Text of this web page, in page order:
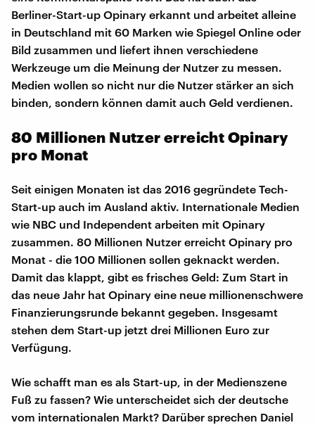
Berliner-Start-up Opinary erkannt und arbeitet alleine
in Deutschland mit 60 Marken wie Spiegel Online oder
Bild zusammen und liefert ihnen verschiedene
Werkzeuge um die Meinung der Nutzer zu messen.
Medien wollen so nicht nur die Nutzer stärker an sich
binden, sondern können damit auch Geld verdienen.
80 Millionen Nutzer erreicht Opinary
pro Monat
Seit einigen Monaten ist das 2016 gegründete Tech-
Start-up auch im Ausland aktiv. Internationale Medien
wie NBC und Independent arbeiten mit Opinary
zusammen. 80 Millionen Nutzer erreicht Opinary pro
Monat - die 100 Millionen sollen geknackt werden.
Damit das klappt, gibt es frisches Geld: Zum Start in
das neue Jahr hat Opinary eine neue millionenschwere
Finanzierungsrunde bekannt gegeben. Insgesamt
stehen dem Start-up jetzt drei Millionen Euro zur
Verfügung.
Wie schafft man es als Start-up, in der Medienszene
Fuß zu fassen? Wie unterscheidet sich der deutsche
vom internationalen Markt? Darüber sprechen Daniel